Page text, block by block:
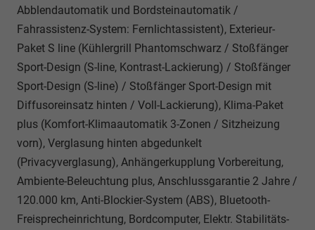
Abblendautomatik und Bordsteinautomatik /
Fahrassistenz-System: Fernlichtassistent), Exterieur-
Paket S line (Kühlergrill Phantomschwarz / Stoßfänger
Sport-Design (S-line, Kontrast-Lackierung) / Stoßfänger
Sport-Design (S-line) / Stoßfänger Sport-Design mit
Diffusoreinsatz hinten / Voll-Lackierung), Klima-Paket
plus (Komfort-Klimaautomatik 3-Zonen / Sitzheizung
vorn), Verglasung hinten abgedunkelt
(Privacyverglasung), Anhängerkupplung Vorbereitung,
Ambiente-Beleuchtung plus, Anschlussgarantie 2 Jahre /
120.000 km, Anti-Blockier-System (ABS), Bluetooth-
Freisprecheinrichtung, Bordcomputer, Elektr. Stabilitäts-